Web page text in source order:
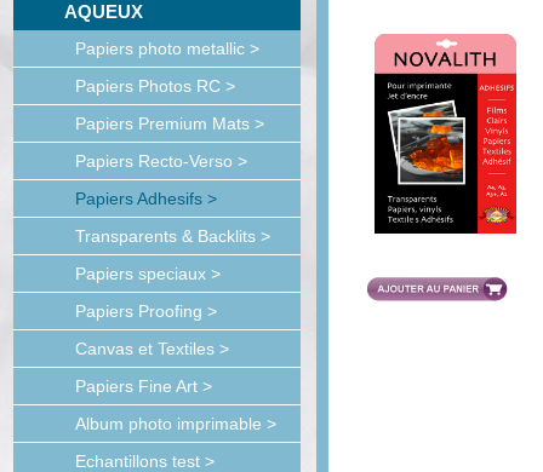
AQUEUX
Papiers photo metallic >
Papiers Photos RC >
Papiers Premium Mats >
Papiers Recto-Verso >
Papiers Adhesifs >
Transparents & Backlits >
Papiers speciaux >
Papiers Proofing >
Canvas et Textiles >
Papiers Fine Art >
Album photo imprimable >
Echantillons test >